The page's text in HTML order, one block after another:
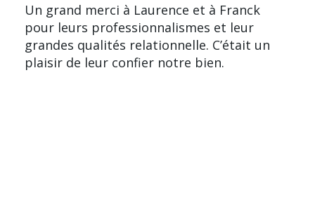
Un grand merci à Laurence et à Franck
pour leurs professionnalismes et leur
grandes qualités relationnelle. C’était un
plaisir de leur confier notre bien.